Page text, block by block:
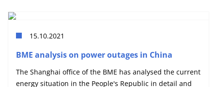
15.10.2021
BME analysis on power outages in China
The Shanghai office of the BME has analysed the current
energy situation in the People's Republic in detail and